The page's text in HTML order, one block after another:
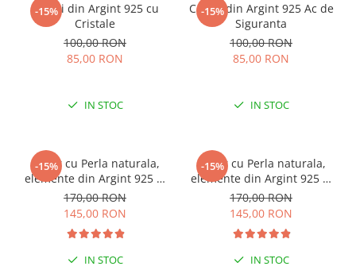
-15%
Cercei din Argint 925 cu
Cristale
100,00 RON
85,00 RON
IN STOC
-15%
Cercei din Argint 925 Ac de
Siguranta
100,00 RON
85,00 RON
IN STOC
-15%
Colier cu Perla naturala,
elemente din Argint 925 si
margele Miyuki, multicolor
170,00 RON
145,00 RON
IN STOC
-15%
Colier cu Perla naturala,
elemente din Argint 925 si
margele Miyuki, verde/kiwi
170,00 RON
145,00 RON
IN STOC